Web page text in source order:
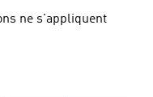
ne s'appliquent